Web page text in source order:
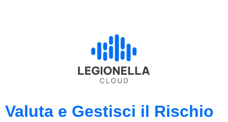
Valuta e Gestisci il Rischio